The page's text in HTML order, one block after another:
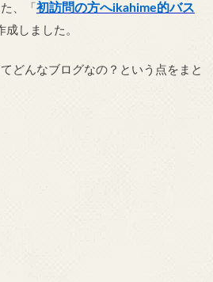
、「 初訪問の方へikahime的バス
成しました。
どんなブログなの？という点をまと